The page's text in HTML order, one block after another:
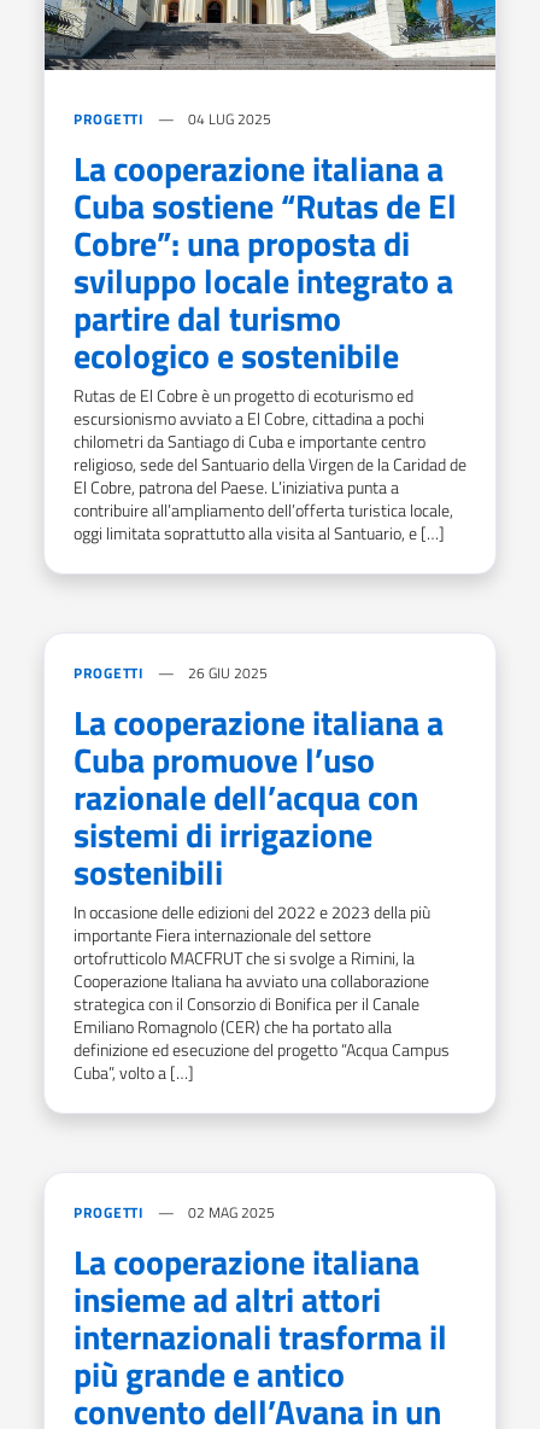
PROGETTI 04 LUG 2025
La cooperazione italiana a
Cuba sostiene “Rutas de El
Cobre”: una proposta di
sviluppo locale integrato a
partire dal turismo
ecologico e sostenibile
Rutas de El Cobre è un progetto di ecoturismo ed
escursionismo avviato a El Cobre, cittadina a pochi
chilometri da Santiago di Cuba e importante centro
religioso, sede del Santuario della Virgen de la Caridad de
El Cobre, patrona del Paese. L’iniziativa punta a
contribuire all’ampliamento dell’offerta turistica locale,
oggi limitata soprattutto alla visita al Santuario, e […]
PROGETTI 26 GIU 2025
La cooperazione italiana a
Cuba promuove l’uso
razionale dell’acqua con
sistemi di irrigazione
sostenibili
In occasione delle edizioni del 2022 e 2023 della più
importante Fiera internazionale del settore
ortofrutticolo MACFRUT che si svolge a Rimini, la
Cooperazione Italiana ha avviato una collaborazione
strategica con il Consorzio di Bonifica per il Canale
Emiliano Romagnolo (CER) che ha portato alla
definizione ed esecuzione del progetto “Acqua Campus
Cuba”, volto a […]
PROGETTI 02 MAG 2025
La cooperazione italiana
insieme ad altri attori
internazionali trasforma il
più grande e antico
convento dell’Avana in un